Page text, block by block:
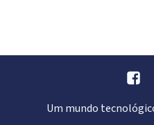
Um mundo